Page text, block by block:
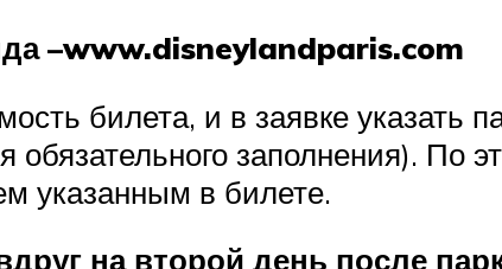
–www.disneylandparis.com
билета, и в заявке указать
заполнения). По
указанным в билете.
на второй день после